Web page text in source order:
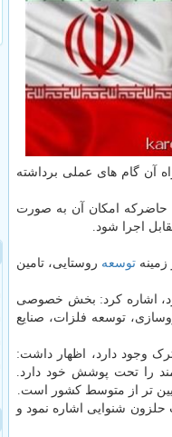
در سال۹۸ امضا شده است که باید در راه آن گام های عملی برداشته
حاضرکه امکان آن به صورت
اجرا شود.
توسعه روستایی، تامین
اشاره کرد: بخش خصوصی
توسعه فلزات، صنایع
وجود دارد، اظهار داشت:
را تحت پوشش خود دارد.
تر از متوسط کشور است.
حلزون شنوایی اشاره نمود و